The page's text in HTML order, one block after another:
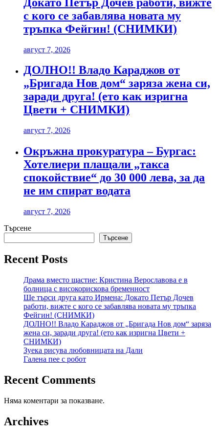
с кого се забавлява новата му
тръпка Фейгин! (СНИМКИ)
август 7, 2026
ДОЛНО!! Владо Караджов от
„Бригада Нов дом“ заряза жена си,
заради друга! (ето как изригна
Цвети + СНИМКИ)
август 7, 2026
Окръжна прокуратура – Бургас:
Хотелиери плащали „такса
спокойствие“ до 30 000 лева, за да
не им спират водата
август 7, 2026
Търсене
Търсене
Recent Posts
Драма вместо щастие: Кристина Верославова е в
болница с високорискова бременност
Ще търси друга като Ирмена: Докато Петър Дочев
работи, вижте с кого се забавлява новата му тръпка
Фейгин! (СНИМКИ)
ДОЛНО!! Владо Караджов от „Бригада Нов дом“ заряза
жена си, заради друга! (ето как изригна Цвети +
СНИМКИ)
Зуека рисува любовницата на Дали
Галена пее с робот
Recent Comments
Няма коментари за показване.
Archives